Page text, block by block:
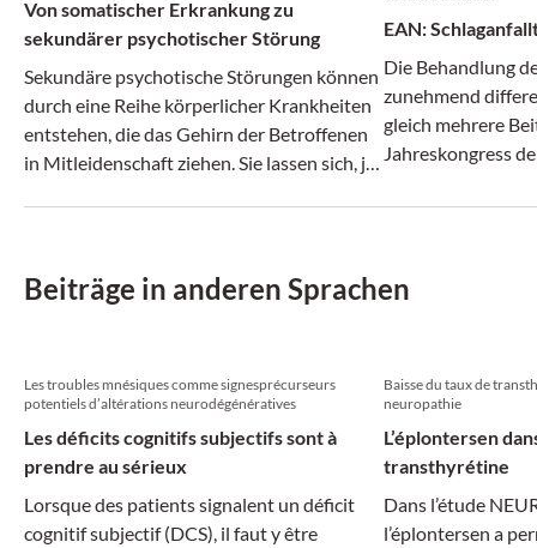
Von somatischer Erkrankung zu
sekundärer psychotischer Störung
Sekundäre psychotische Störungen können
durch eine Reihe körperlicher Krankheiten
entstehen, die das Gehirn der Betroffenen
in Mitleidenschaft ziehen. Sie lassen sich, je
EAN:
Die Behandlung
zunehmend
gleich mehrere
Jahreskongress
Beiträge in anderen Sprachen
Les troubles mnésiques comme signesprécurseurs
potentiels d’altérations neurodégénératives
Les déficits cognitifs subjectifs sont à
prendre au sérieux
Lorsque des patients signalent un déficit
cognitif subjectif (DCS), il faut y être
Baisse du taux de
neuropathie
L’éplontersen
transthyrétine
Dans l’étude
l’éplontersen a